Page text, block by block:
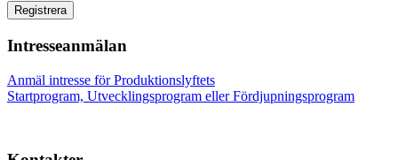
Intresseanmälan
Anmäl intresse för Produktionslyftets
Startprogram, Utvecklingsprogram eller Fördjupningsprogram